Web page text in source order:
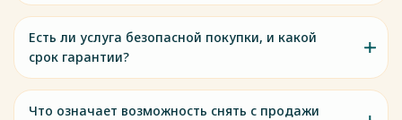
Есть ли услуга безопасной покупки, и какой
срок гарантии?
Что означает возможность снять с продажи